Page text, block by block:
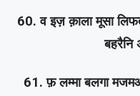
60. व इज़ क़ाला मूसा
बहरैनि
61. फ़ लम्मा बलगा